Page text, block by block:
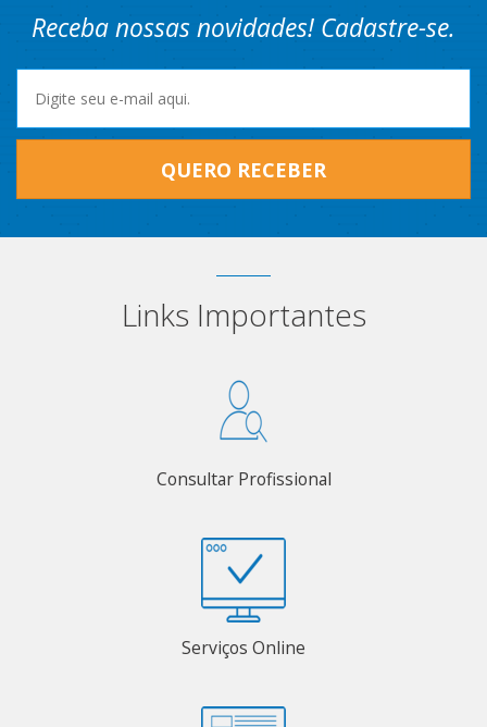
Receba nossas novidades! Cadastre-se.
QUERO RECEBER
Links Importantes
Consultar Profissional
Serviços Online